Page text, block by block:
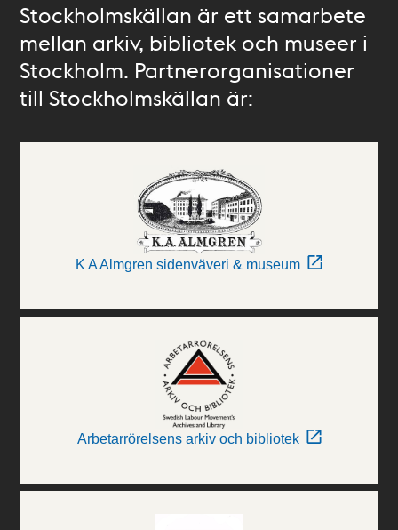
Stockholmskällan är ett samarbete
mellan arkiv, bibliotek och museer i
Stockholm. Partnerorganisationer
till Stockholmskällan är:
K A Almgren sidenväveri & museum
Arbetarrörelsens arkiv och bibliotek